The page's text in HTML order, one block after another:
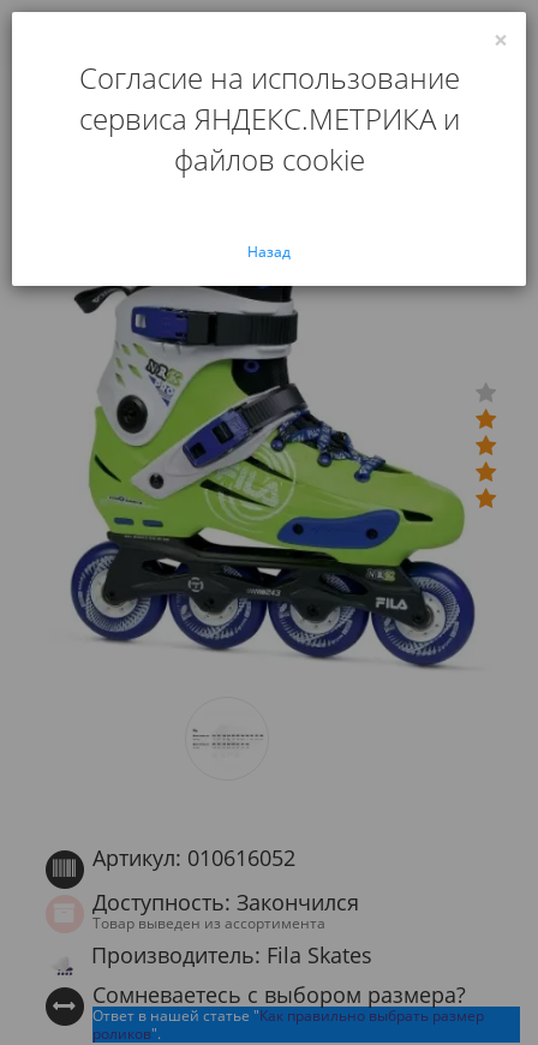
0
Ролики Fila NRK Pro Green
Артикул: 010616052
Доступность: Закончился
Товар выведен из ассортимента
Производитель: Fila Skates
Сомневаетесь с выбором размера?
Ответ в нашей статье "Как правильно выбрать размер
роликов".
×
Согласие на использование
сервиса ЯНДЕКС.МЕТРИКА и
файлов cookie
Назад